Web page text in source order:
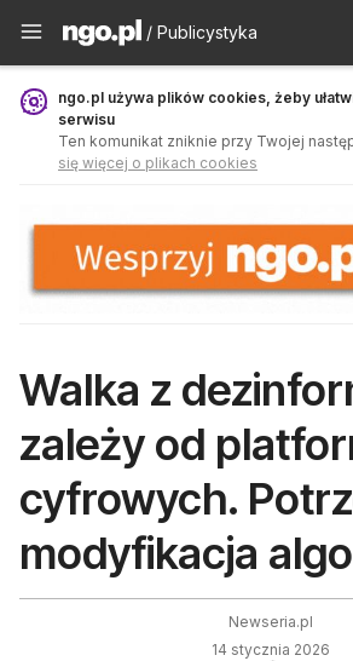
Publicystyka - ngo.pl
/ Publicystyka
ngo.pl używa plików cookies, żeby
serwisu
Ten komunikat zniknie przy Twojej
się więcej o plikach cookies
Walka z
zależy od
cyfrowych.
modyfikacja
Newseria.pl
14 stycznia 2026